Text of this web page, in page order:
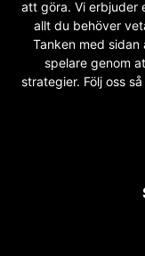
att göra. Vi erbjuder
allt du behöver
Tanken med
spelare genom
strategier. Följ oss